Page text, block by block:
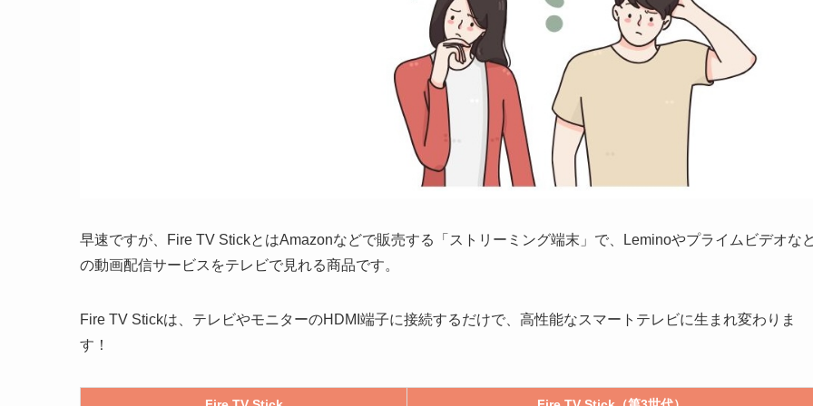
早速ですが、Fire TV StickとはAmazonなどで販売する「ストリーミング端末」で、Leminoやプライムビデオな
の動画配信サービスをテレビで見れる商品です。
Fire TV Stickは、テレビやモニターのHDMI端子に接続するだけで、高性能なスマートテレビに生まれ変わりま
す！